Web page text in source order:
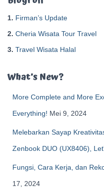
1. Firman’s Update
2. Cheria Wisata Tour Travel
3. Travel Wisata Halal
What’s New?
More Complete and More
Everything! Mei 9, 2024
Melebarkan Sayap
Zenbook DUO (UX8406),
Fungsi, Cara Kerja, dan
17, 2024